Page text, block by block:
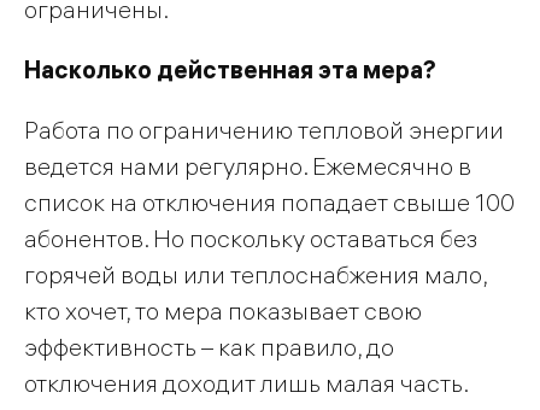
ограничены.
Насколько действенная эта мера?
Работа по ограничению тепловой энергии
ведется нами регулярно. Ежемесячно в
список на отключения попадает свыше 100
абонентов. Но поскольку оставаться без
горячей воды или теплоснабжения мало,
кто хочет, то мера показывает свою
эффективность – как правило, до
отключения доходит лишь малая часть.